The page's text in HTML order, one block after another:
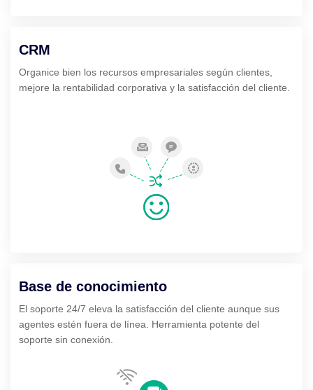
CRM
Organice bien los recursos empresariales según clientes,
mejore la rentabilidad corporativa y la satisfacción del cliente.
Base de conocimiento
El soporte 24/7 eleva la satisfacción del cliente aunque sus
agentes estén fuera de línea. Herramienta potente del
soporte sin conexión.